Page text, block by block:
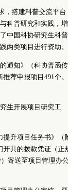
，搭建科普交流平台
科普研究和实践，增
中国科协研究生科普
两类项目进行资助。
通知》（科协普函传
荐申报项目491个。
生开展项目研究工
提升项目任务书》（
开具的拨款凭证（正
寄送至项目管理办